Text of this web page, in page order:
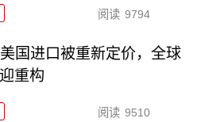
阅读 9794
国进口被重新定价，全球
重构
阅读 9510